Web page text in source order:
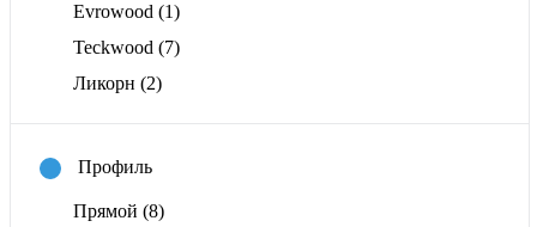
Evrowood (1)
Teckwood (7)
Ликорн (2)
Профиль
Прямой (8)